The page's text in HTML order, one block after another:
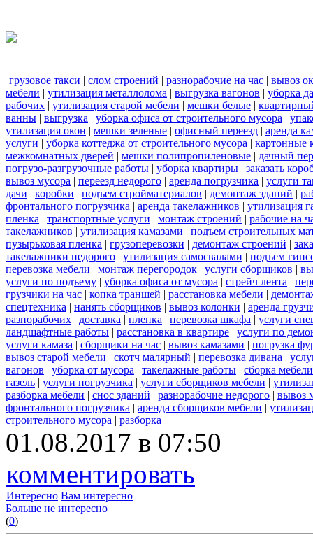
грузовое такси | слом строений | разнорабочие на час | вывоз
мебели | утилизация металлолома | выгрузка вагонов | уборка
рабочих | утилизация старой мебели | мешки белые |
ванны | выгрузка | уборка офиса от строительного мусора |
утилизация окон | мешки зеленые | офисный переезд | аренда
услуги | уборка коттеджа от строительного мусора | картонные
межкомнатных дверей | мешки полипропиленовые | дачный
погрузо-разгрузочные работы | уборка квартиры | заказать
вывоз мусора | переезд недорого | аренда погрузчика | услуги
дачи | коробки | подъем стройматериалов | демонтаж зданий |
фронтального погрузчика | аренда такелажников | утилизация
пленка | транспортные услуги | монтаж строений | рабочие на
такелажников | утилизация камазами | подъем строительных
пузырьковая пленка | грузоперевозки | демонтаж строений |
такелажники недорого | утилизация самосвалами | подъем
перевозка мебели | монтаж перегородок | услуги сборщиков |
услуги по подъему | уборка офиса от мусора | стрейч лента |
грузчики на час | копка траншей | расстановка мебели |
спецтехника | нанять сборщиков | вывоз колонки | аренда
разнорабочих | доставка | пленка | перевозка шкафа | услуги
ландшафтные работы | расстановка в квартире | услуги по
услуги камаза | сборщики на час | вывоз камазами | погрузка
вывоз старой мебели | скотч малярный | перевозка дивана |
вагонов | уборка от мусора | такелажные работы | сборка мебели
газель | услуги погрузчика | услуги сборщиков мебели |
разборка мебели | снос зданий | разнорабочие недорого | вывоз
фронтального погрузчика | аренда сборщиков мебели |
строительного мусора | разборка
01.08.2017 в 07:50
комментировать
Интересно Вам интересно
Больше не интересно
(0)